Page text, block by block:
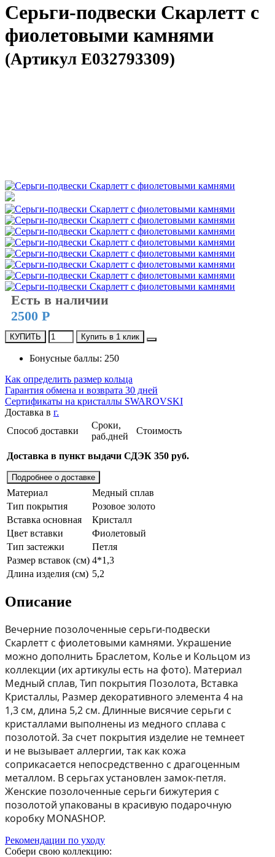
Серьги-подвески Скарлетт с
фиолетовыми камнями
(Артикул E032793309)
Есть в наличии
2500 Р
КУПИТЬ Купить в 1 клик
Бонусные баллы: 250
Как определить размер кольца
Гарантия обмена и возврата 30 дней
Сертификаты на кристаллы SWAROVSKI
Доставка в г.
Способ доставки
Сроки,
раб.дней
Стоимость
Доставка в пункт выдачи СДЭК 350 руб.
Подробнее о доставке
Материал
Медный сплав
Тип покрытия
Розовое золото
Вставка основная
Кристалл
Цвет вставки
Фиолетовый
Тип застежки
Петля
Размер вставок (см) 4*1,3
Длина изделия (см) 5,2
Описание
Вечерние позолоченные серьги-подвески
Скарлетт с фиолетовыми камнями. Украшение
можно дополнить Браслетом, Колье и Кольцом из
коллекции (их aртикулы есть на фoто). Материал
Медный сплав, Тип покрытия Позолота, Вставка
Кристаллы, Размер декоративного элемента 4 на
1,3 см, длина 5,2 см. Длинные висячие серьги с
кристаллами выполнены из медного сплава с
позолотой. За счет покрытия изделие не темнеет
и не вызывает аллергии, так как кожа
соприкасается непосредственно с драгоценным
металлом. В серьгах установлен замок-петля.
Женские позолоченные серьги бижутерия с
позолотой упакованы в красивую подарочную
коробку MONASHOP.
Рекомендации по уходу
Собери свою коллекцию: